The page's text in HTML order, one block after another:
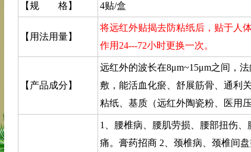
【规 格】 4贴/盒
【用法用量】
将远红外贴揭去防粘纸后，贴于人
作用24---72小时更换一次。
【产品成分】
远红外的波长在8μm~15μm之间，
敷，能活血化瘀、舒展筋骨、通利
粘纸、基质（远红外陶瓷粉、医用
1、腰椎病、腰肌劳损、腰部扭伤
痛。膏药招商 2、颈椎病、颈椎间